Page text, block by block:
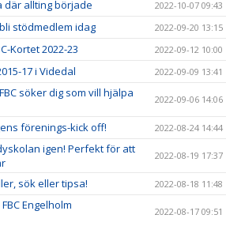
där allting började 2022-10-07 09:43
stödmedlem idag 2022-09-20 13:15
Kortet 2022-23 2022-09-12 10:00
17 i Videdal 2022-09-09 13:41
söker dig som vill hjälpa
2022-09-06 14:06
förenings-kick off! 2022-08-24 14:44
igen! Perfekt för att
2022-08-19 17:37
sök eller tipsa! 2022-08-18 11:48
Engelholm
2022-08-17 09:51